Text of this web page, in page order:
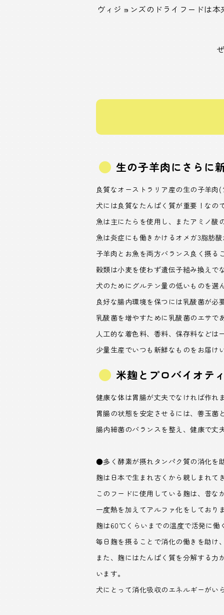
ヴィジョンズのドライフードは
生の子羊肉にさらに
良質なオーストラリア産の生の子羊
犬には良質なたんぱく質が重要！なの
魚は主にたらを使用し、またアミノ酸
魚は炎症にも働きかけるオメガ3脂肪
子羊肉とお魚を両方バランス良く摂る
穀類は小麦を使わず遺伝子組み換えで
犬のためにグルテン量の低いものを選
良好な腸内環境を保つには乳酸菌が必
乳酸菌を増やすために乳酸菌のエサで
人工的な着色料、香料、保存料などは
少量生産でいつも新鮮なものをお届け
米麹とプロバイオテ
健康な体は胃腸が丈夫でなければ作れ
胃腸の状態を安定させるには、善玉菌
腸内細菌のバランスを整え、健康で丈
●多く酵素が摂れタンパク質の消化を
麹は日本で生まれ古くから親しまれて
このフードに使用している麹は、昔
一度熱を加えてアルファ化をしており
麹は60℃くらいまでの温度で活発に働
毎日麹を摂ることで消化の働きを助け
また、麹にはたんぱく質を分解する
います。
犬にとって消化吸収のエネルギーがい